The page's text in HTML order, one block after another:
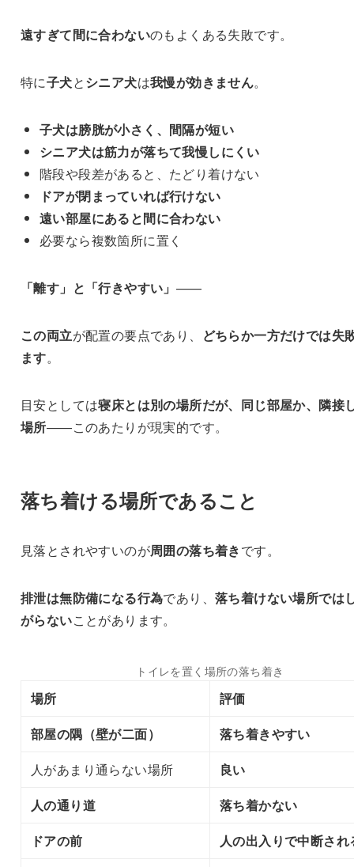
遠すぎて間に合わないのもよくある失敗です。
特に子犬とシニア犬は我慢が効きません。
子犬は膀胱が小さく、間隔が短い
シニア犬は筋力が落ちて我慢しにくい
階段や段差があると、たどり着けない
ドアが閉まっていれば行けない
遠い部屋にあると間に合わない
必要なら複数箇所に置く
「離す」と「行きやすい」 ——
この両立が配置の要点であり、
どちらか一方だけでは失
ます。
目安としては寝床とは別の場所だが、同じ部屋か、隣接
場所——このあたりが現実的です。
落ち着ける場所であること
見落とされやすいのが周囲の落ち着きです。
排泄は無防備になる行為であり、 落ち着けない場所では
がらないことがあります。
トイレを置く場所の落ち着き
場所
評価
部屋の隅（壁が二面）
落ち着きやすい
人があまり通らない場所
良い
人の通り道
落ち着かない
ドアの前
人の出入りで中断され